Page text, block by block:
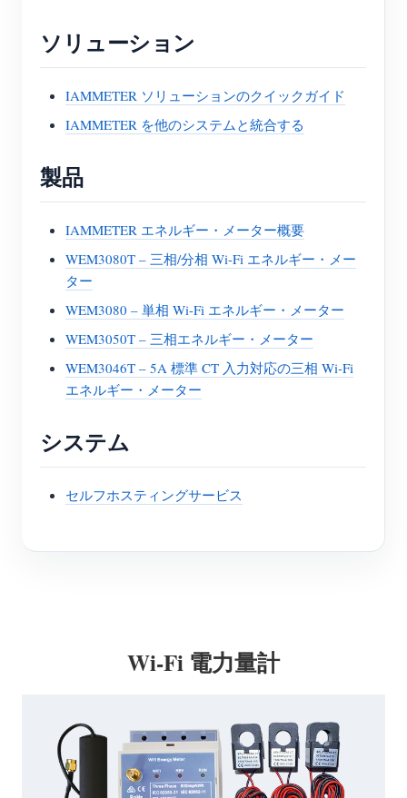
ソリューション
IAMMETER ソリューションのクイックガイド
IAMMETER を他のシステムと統合する
製品
IAMMETER エネルギー・メーター概要
WEM3080T – 三相/分相 Wi-Fi エネルギー・メー
ター
WEM3080 – 単相 Wi-Fi エネルギー・メーター
WEM3050T – 三相エネルギー・メーター
WEM3046T – 5A 標準 CT 入力対応の三相 Wi-Fi
エネルギー・メーター
システム
セルフホスティングサービス
Wi-Fi 電力量計